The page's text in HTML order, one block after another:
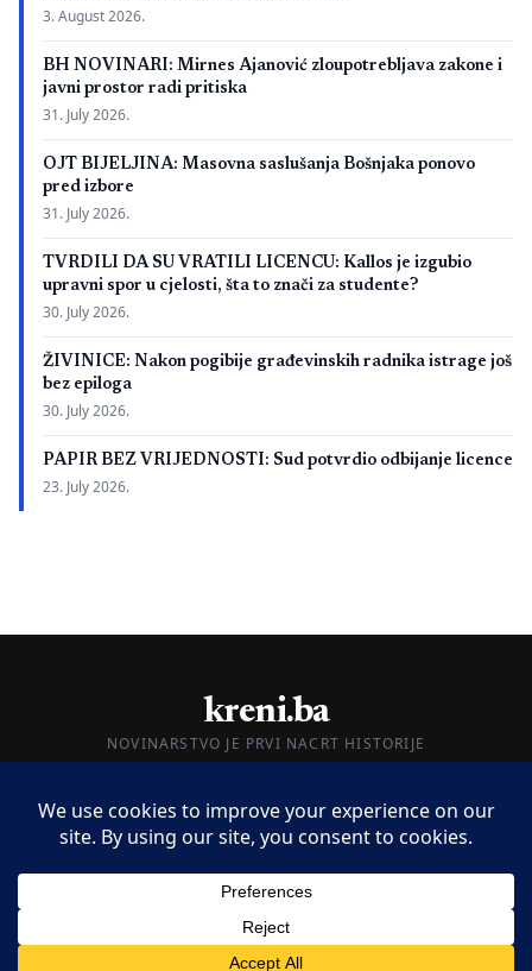
3. August 2026.
BH NOVINARI: Mirnes Ajanović zloupotrebljava zakone i
javni prostor radi pritiska
31. July 2026.
OJT BIJELJINA: Masovna saslušanja Bošnjaka ponovo
pred izbore
31. July 2026.
TVRDILI DA SU VRATILI LICENCU: Kallos je izgubio
upravni spor u cjelosti, šta to znači za studente?
30. July 2026.
ŽIVINICE: Nakon pogibije građevinskih radnika istrage još
bez epiloga
30. July 2026.
PAPIR BEZ VRIJEDNOSTI: Sud potvrdio odbijanje licence
23. July 2026.
kreni.ba
NOVINARSTVO JE PRVI NACRT HISTORIJE
Impressum
© 2026 kreni.ba. Sva prava zadržana.